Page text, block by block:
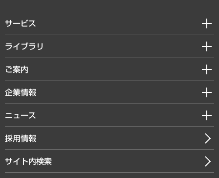
サービス
経営戦略
組織・人事戦略
デジタルイノベーション
共生・ダイバーシティ
GRC（ガバナンス・リスク・コンプライアンス）・防災（政策）
経済・産業・雇用・労働
ライブラリ
経済調査
レポート
コラム
経営用語集
受託・受注実績（官公庁関連）
メディア掲載・出演
ご案内
セミナー・イベント情報
MUFGビジネスセミナー
受託案件情報
企業情報
私たちの想い
社長メッセージ
会社概要
ニュース
ニュースリリース
お知らせ
採用情報
サイト内検索